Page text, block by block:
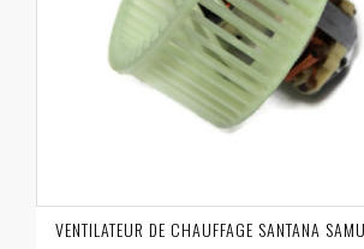
VENTILATEUR DE CHAUFFAGE SANTANA